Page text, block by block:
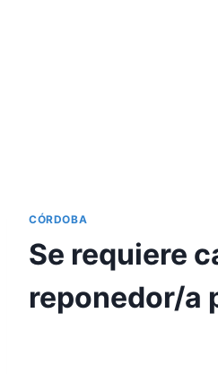
CÓRDOBA
Se requiere
reponedor/a